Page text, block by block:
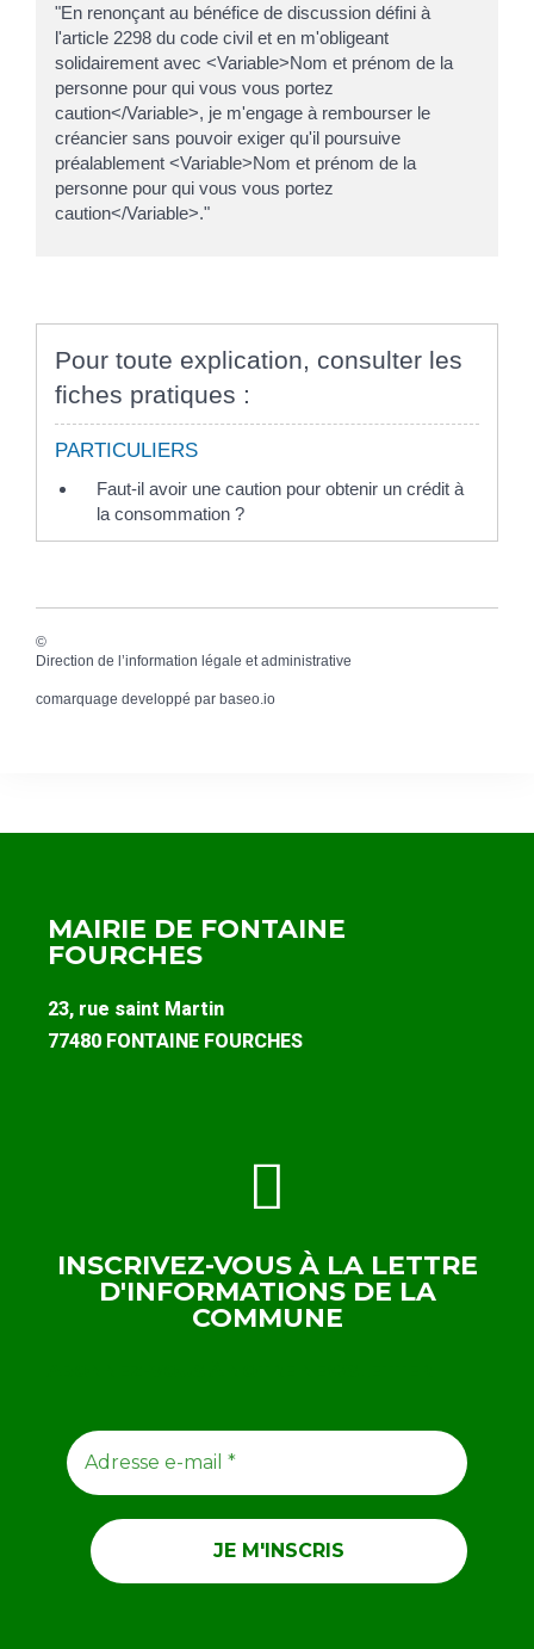
"En renonçant au bénéfice de discussion défini à
l'article 2298 du code civil et en m'obligeant
solidairement avec <Variable>Nom et prénom de la
personne pour qui vous vous portez
caution</Variable>, je m'engage à rembourser le
créancier sans pouvoir exiger qu'il poursuive
préalablement <Variable>Nom et prénom de la
personne pour qui vous vous portez
caution</Variable>."
Pour toute explication, consulter les
fiches pratiques :
PARTICULIERS
Faut-il avoir une caution pour obtenir un crédit à
la consommation ?
©
Direction de l’information légale et administrative
comarquage developpé par baseo.io
MAIRIE DE FONTAINE
FOURCHES
23, rue saint Martin
77480 FONTAINE FOURCHES
INSCRIVEZ-VOUS À LA LETTRE
D'INFORMATIONS DE LA
COMMUNE